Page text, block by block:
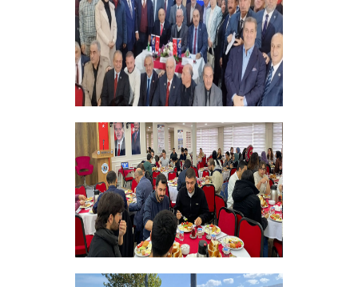
+
Vakfımızın 28. Olağan genel kurulu
Yapıldı
+
Bursiyer Tanışma Toplantısı Yapıldı